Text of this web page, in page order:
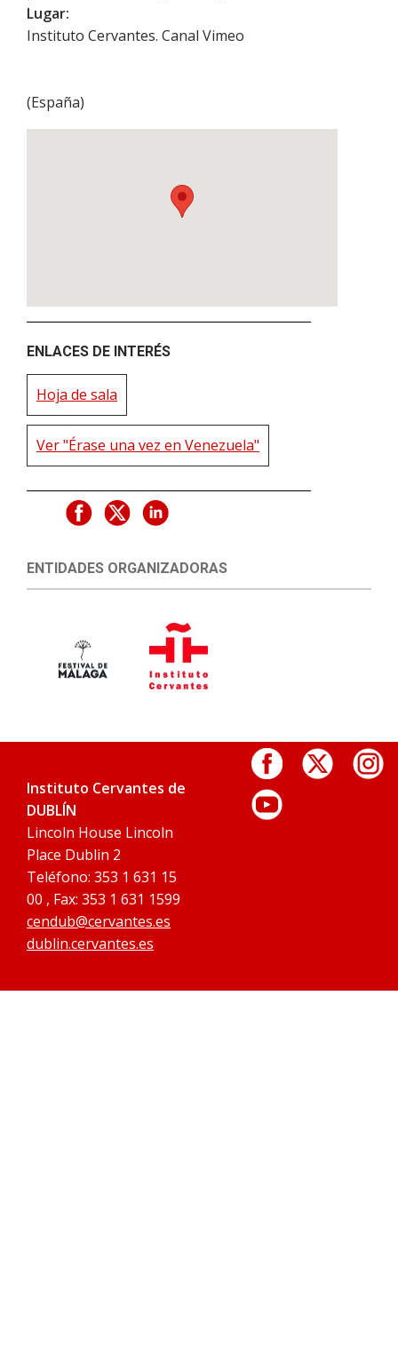
Lugar:
Instituto Cervantes. Canal Vimeo
(España)
ENLACES DE INTERÉS
Hoja de sala
Ver "Érase una vez en Venezuela"
ENTIDADES ORGANIZADORAS
Instituto Cervantes de
DUBLÍN
Lincoln House Lincoln
Place Dublin 2
Teléfono: 353 1 631 15
00 , Fax: 353 1 631 1599
cendub@cervantes.es
dublin.cervantes.es